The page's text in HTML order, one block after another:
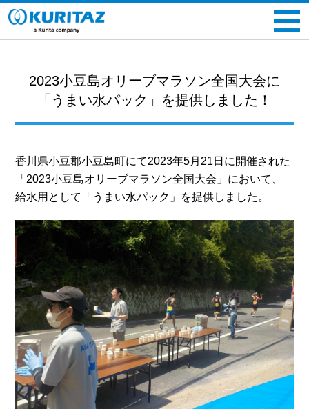
2023小豆島オリーブマラソン全国大会に
「うまい水パック」を提供しました！
香川県小豆郡小豆島町にて2023年5月21日に開催された
「2023小豆島オリーブマラソン全国大会」において、
給水用として
「うまい水パック」を提供しました。